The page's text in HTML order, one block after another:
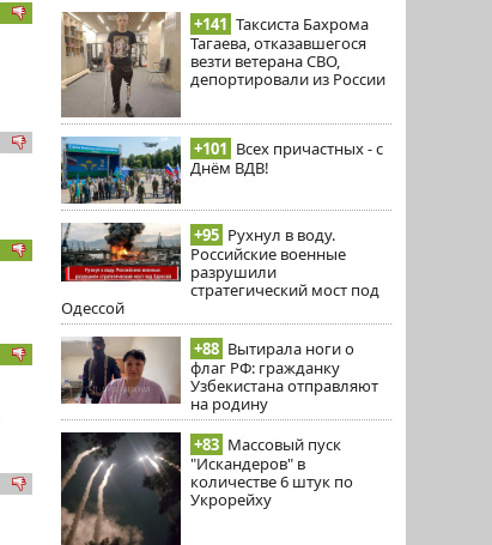
+141 Таксиста Бахрома
Тагаева, отказавшегося
везти ветерана СВО,
депортировали из России
+101 Всех причастных - с
Днём ВДВ!
+95 Рухнул в воду.
Российские военные
разрушили
стратегический мост под
Одессой
+88 Вытирала ноги о
флаг РФ: гражданку
Узбекистана отправляют
на родину
+83 Массовый пуск
"Искандеров" в
количестве 6 штук по
Укрорейху